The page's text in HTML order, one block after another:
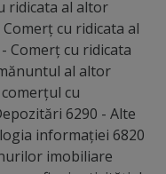
ridicata al altor
cu ridicata al
Comerț cu ridicata
al altor
cu
6290 - Alte
informației 6820
imobiliare